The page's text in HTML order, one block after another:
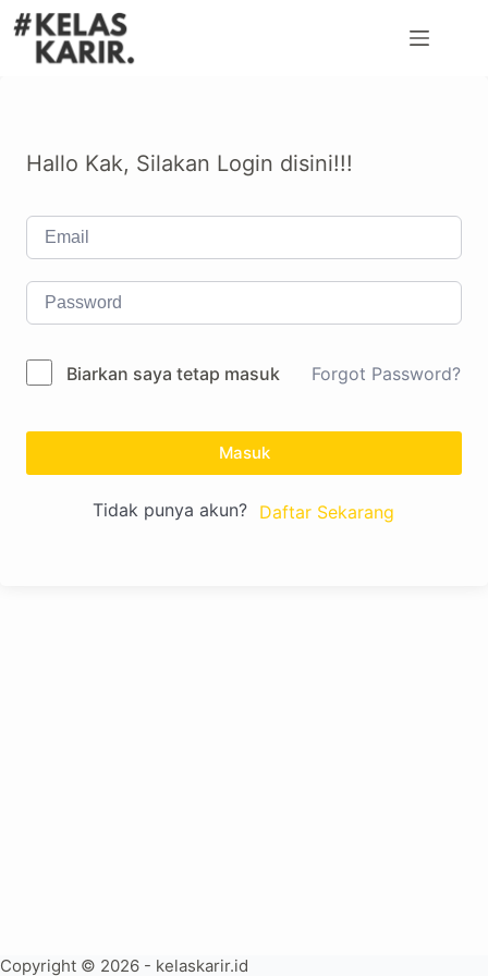
Hallo Kak, Silakan Login disini!!!
Biarkan saya tetap masuk Forgot Password?
Masuk
Tidak punya akun? Daftar Sekarang
Copyright © 2026 - kelaskarir.id